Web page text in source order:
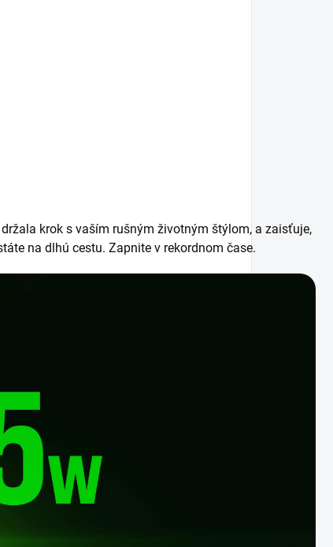
krok s vaším rušným životným štýlom, a zaisťuje,
na dlhú cestu. Zapnite v rekordnom čase.